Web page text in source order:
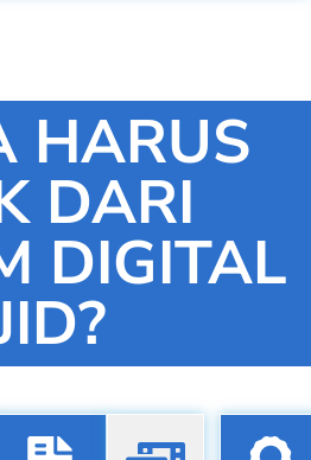
HARUS
DARI
DIGITAL